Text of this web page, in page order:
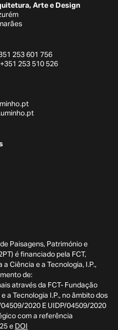
Arte e Design
253 601 756
253 510 526
Paisagens, Património e
é financiado pela FCT,
a Ciência e a Tecnologia, I.P.,
de:
através da FCT- Fundação
a Tecnologia I.P., no âmbito dos
2020 E UIDP/04509/2020
com a referência
e DOI